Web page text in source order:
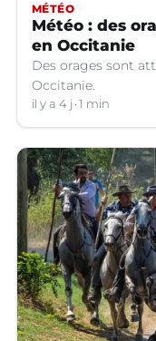
MÉTÉO
Météo : des
en Occitanie
Des orages sont
Occitanie.
il y a 4 j 1 min